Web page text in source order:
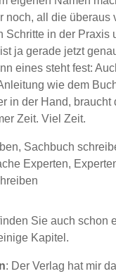
noch, all die überaus
Schritte in der Praxis
ja gerade jetzt
eines steht fest:
wie dem
in der Hand, braucht
Zeit. Viel Zeit.
Sie auch schon
Kapitel.
: Der Verlag hat mir